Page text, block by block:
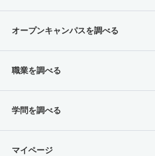
オープンキャンパスを調べる
職業を調べる
学問を調べる
マイページ